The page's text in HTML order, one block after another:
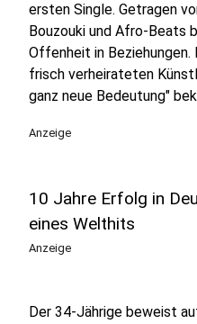
ersten Single. Getragen
Bouzouki und Afro-Beats
Offenheit in Beziehungen.
frisch verheirateten
ganz neue Bedeutung"
Anzeige
10 Jahre Erfolg in
eines Welthits
Anzeige
Der 34-Jährige beweist